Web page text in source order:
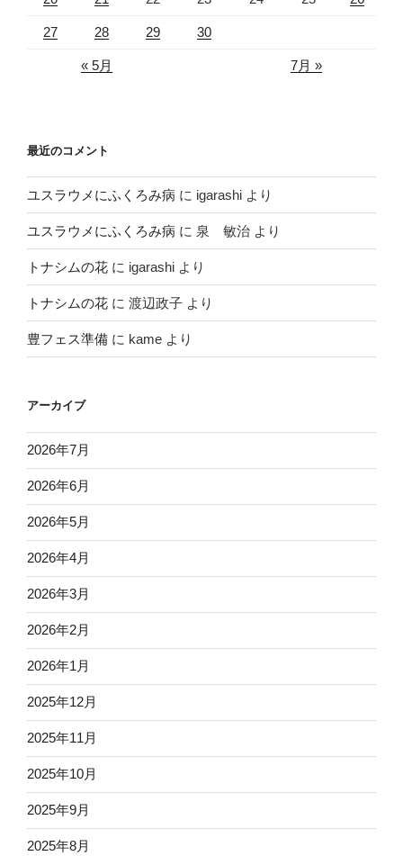
27 28 29 30
« 5月 7月 »
最近のコメント
ユスラウメにふくろみ病 に igarashi より
ユスラウメにふくろみ病 に 泉 敏治 より
トナシムの花 に igarashi より
トナシムの花 に 渡辺政子 より
豊フェス準備 に kame より
アーカイブ
2026年7月
2026年6月
2026年5月
2026年4月
2026年3月
2026年2月
2026年1月
2025年12月
2025年11月
2025年10月
2025年9月
2025年8月